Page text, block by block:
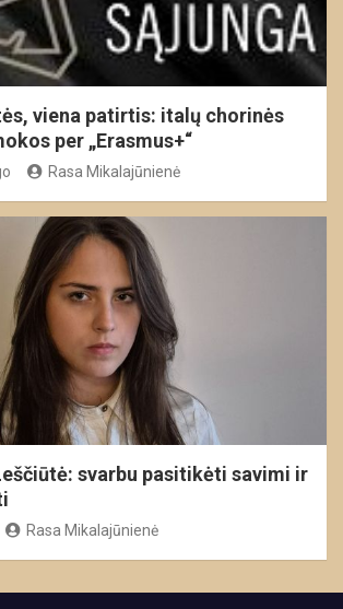
viena patirtis: italų chorinės
per „Erasmus+“
Rasa Mikalajūnienė
svarbu pasitikėti savimi ir
Rasa Mikalajūnienė